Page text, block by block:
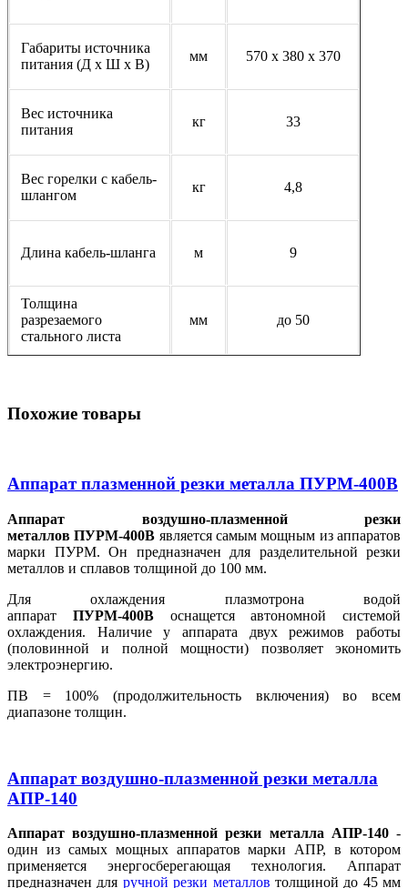
Габариты источника
питания (Д х Ш х В)
мм 570 х 380 х 370
Вес источника
питания
кг 33
Вес горелки с кабель-
шлангом
кг 4,8
Длина кабель-шланга м 9
Толщина
разрезаемого
стального листа
мм до 50
Похожие товары
Аппарат плазменной резки металла ПУРМ-400В
Аппарат воздушно-плазменной резки
металлов ПУРМ-400В является самым мощным из аппаратов
марки ПУРМ. Он предназначен для разделительной резки
металлов и сплавов толщиной до 100 мм.
Для охлаждения плазмотрона водой
аппарат ПУРМ-400Воснащется автономной системой
охлаждения. Наличие у аппарата двух режимов работы
(половинной и полной мощности) позволяет экономить
электроэнергию.
ПВ = 100% (продолжительность включения) во всем
диапазоне толщин.
Аппарат воздушно-плазменной резки металла
АПР-140
Аппарат воздушно-плазменной резки металла АПР-140-
один из самых мощных аппаратов марки АПР, в котором
применяется энергосберегающая технология. Аппарат
предназначен для ручной резки металлов толщиной до 45 мм